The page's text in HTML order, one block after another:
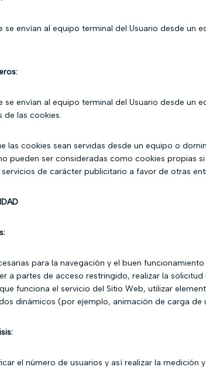
se envían al equipo terminal del Usuario desde
se envían al equipo terminal del Usuario desde
de las cookies.
las cookies sean servidas desde un equipo o
pueden ser consideradas como cookies propias
de carácter publicitario a favor de otras
para la navegación y el buen
a partes de acceso restringido, realizar la
funciona el servicio del Sitio Web, utilizar
dinámicos (por ejemplo, animación de carga
el número de usuarios y así realizar la medición